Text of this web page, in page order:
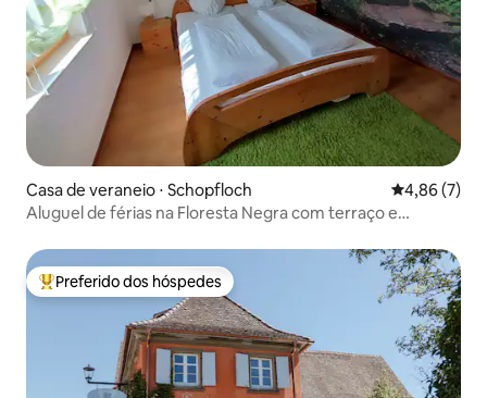
Casa de veraneio ⋅ Schopfloch 4,86 de uma
4,86 (7)
Aluguel de férias na Floresta Negra com terraço e
Entre os melhores preferidos dos hóspedes
Preferido dos hóspedes